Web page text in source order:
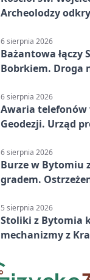
Archeolodzy
6 sierpnia 2026
Bażantowa łączy
Bobrkiem. Droga
6 sierpnia 2026
Awaria telefonów
Geodezji. Urząd
6 sierpnia 2026
Burze w Bytomiu
gradem.
5 sierpnia 2026
Stoliki z Bytomia
mechanizmy z